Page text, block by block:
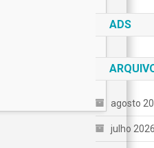
ADS
agosto
julho 2026